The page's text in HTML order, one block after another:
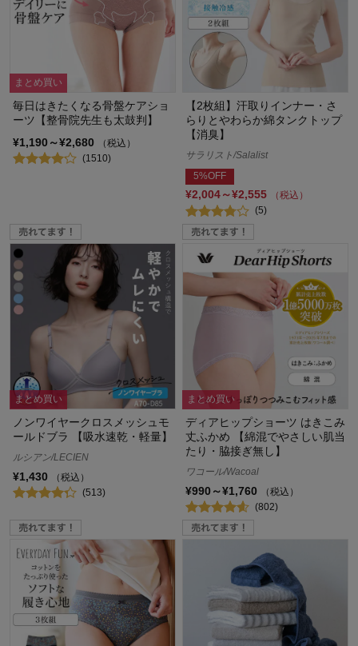
まとめ買い
毎日はきたくなる骨盤ケアショ
ーツ【整骨院先生も太鼓判】
¥1,190～¥2,680
（税込）
(1510)
【2枚組】汗取りインナー・さ
らりとやわらか綿タンクトップ
【消臭】
サラリスト/Salalist
5%OFF
¥2,004～¥2,555
（税込）
(5)
まとめ買い
ノンワイヤークロスメッシュモ
ールドブラ 【吸水速乾・軽量】
ルシアン/LECIEN
¥1,430
（税込）
(513)
まとめ買い
ディアヒップショーツ はきこみ
丈ふかめ 【綿混でやさしい肌当
たり・脇接ぎ無し】
ワコール/Wacoal
¥990～¥1,760
（税込）
(802)